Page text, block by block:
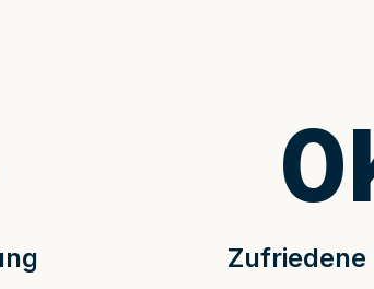
Zufriedene
0